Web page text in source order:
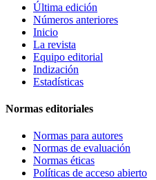
Última edición
Números anteriores
Inicio
La revista
Equipo editorial
Indización
Estadísticas
Normas editoriales
Normas para autores
Normas de evaluación
Normas éticas
Políticas de acceso abierto